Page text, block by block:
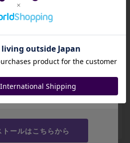
0
ーラダグトリ
ラ) 085/173
数 0
レアコイル(キラ) 0
87/173
-
出品数 0
招待コード
コピーする
トールはこちらから